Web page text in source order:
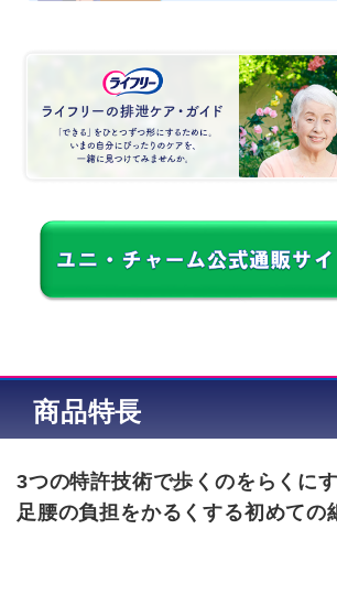
商品特長
3つの特許技術で歩くのをらくにす
足腰の負担をかるくする初めての